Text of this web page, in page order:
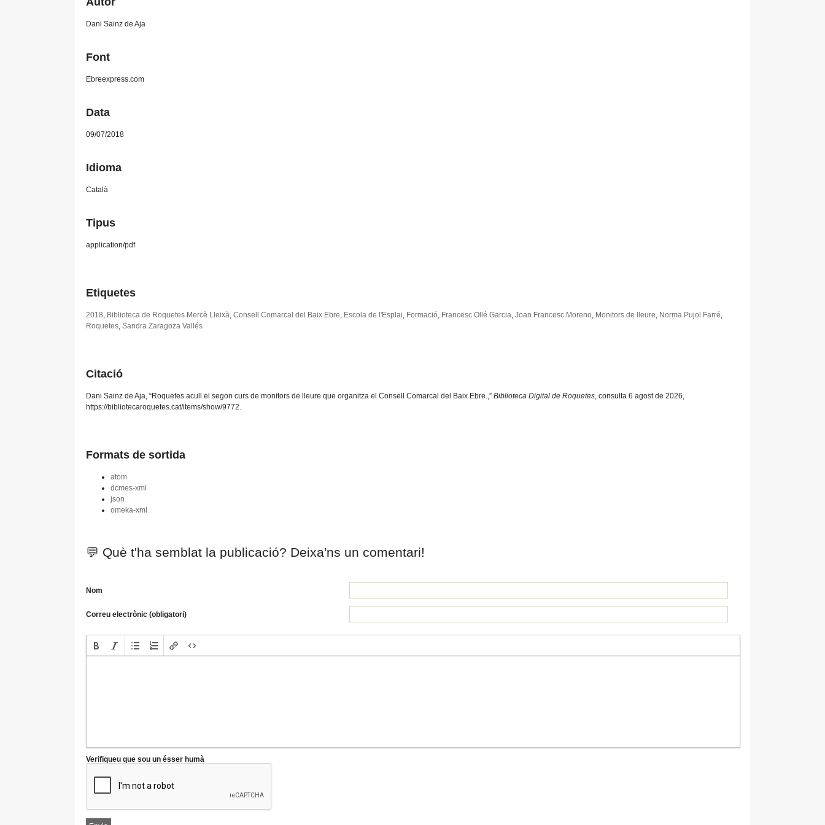
Dani Sainz de Aja
Font
Ebreexpress.com
Data
09/07/2018
Idioma
Català
Tipus
application/pdf
Etiquetes
2018, Biblioteca de Roquetes Mercè Lleixà, Consell Comarcal del Baix Ebre, Escola de l'Esplai, Formació, Francesc Ollé Garcia, Joan Francesc Moreno, Monitors de lleure, Norma Pujol Farré,
Roquetes, Sandra Zaragoza Vallés
Citació
Dani Sainz de Aja, “Roquetes acull el segon curs de monitors de lleure que organitza el Consell Comarcal del Baix Ebre.,” Biblioteca Digital de Roquetes, consulta 6 agost de 2026,
https://bibliotecaroquetes.cat/items/show/9772.
Formats de sortida
atom
dcmes-xml
json
omeka-xml
💬 Què t'ha semblat la publicació? Deixa'ns un comentari!
Nom
Correu electrònic (obligatori)
Verifiqueu que sou un ésser humà